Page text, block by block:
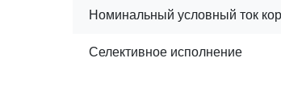
Номинальный условный ток
Селективное исполнение